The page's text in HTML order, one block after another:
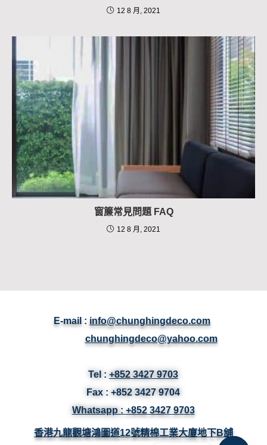
12 8 月, 2021
窗簾常見問題 FAQ
12 8 月, 2021
E-mail : info@chunghingdeco.com
chunghingdeco@yahoo.com
Tel : +852 3427 9703
Fax : +852 3427 9704
Whatsapp : +852 3427 9703
香港九龍觀塘鴻圖道12號精棉工業大廈地下B舖